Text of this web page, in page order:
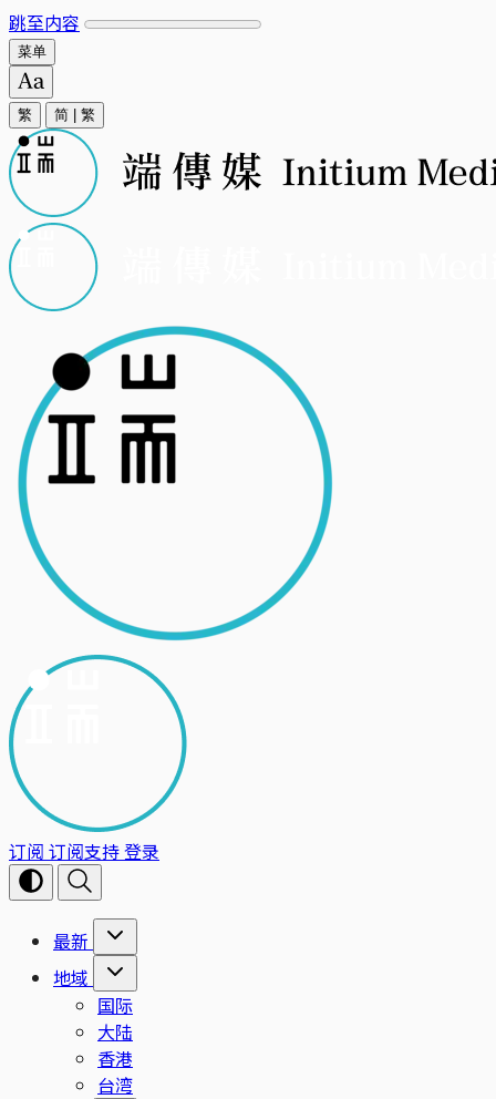
跳至内容
菜单
繁 简 繁
订阅 订阅支持登录
最新
地域
国际
大陆
香港
台湾